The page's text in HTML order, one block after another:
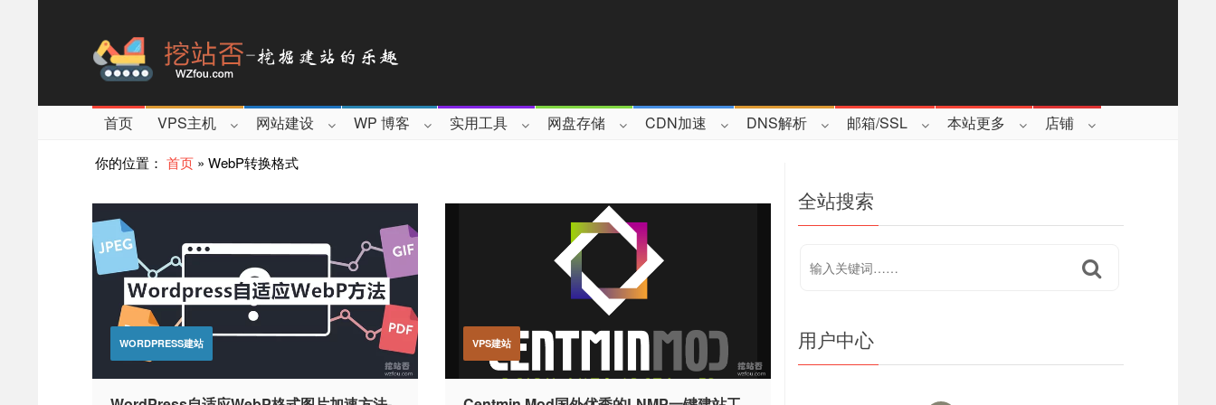
首页 VPS主机 网站建设 WP 博客 实用工具 网盘存储 CDN加速 DNS解析 邮箱/SSL 本站更多 店铺
你的位置： 首页 » WebP转换格式
WORDPRESS建站 VPS建站
全站搜索
用户中心